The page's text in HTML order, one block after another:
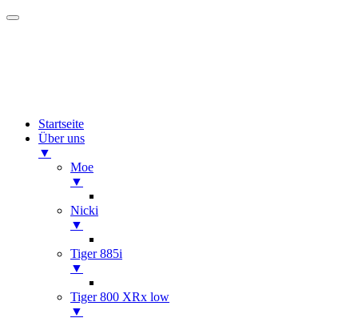
Startseite
Über uns
▼
Moe
▼
Nicki
▼
Tiger 885i
▼
Tiger 800 XRx low
▼